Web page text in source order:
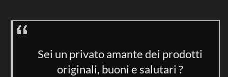
Sei un privato amante dei prodotti
originali, buoni e salutari ?